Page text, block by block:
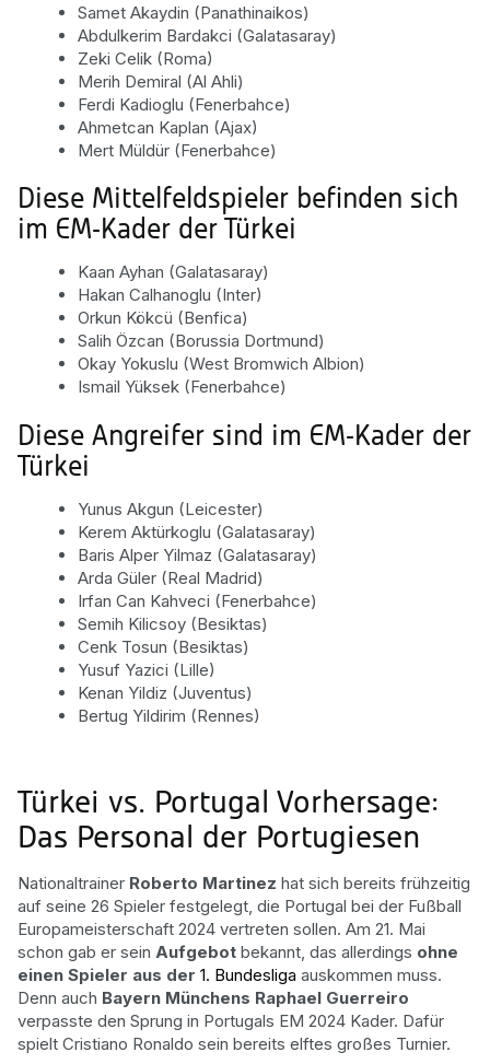
Samet Akaydin (Panathinaikos)
Abdulkerim Bardakci (Galatasaray)
Zeki Celik (Roma)
Merih Demiral (Al Ahli)
Ferdi Kadioglu (Fenerbahce)
Ahmetcan Kaplan (Ajax)
Mert Müldür (Fenerbahce)
Diese Mittelfeldspieler befinden sich
im EM-Kader der Türkei
Kaan Ayhan (Galatasaray)
Hakan Calhanoglu (Inter)
Orkun Kökcü (Benfica)
Salih Özcan (Borussia Dortmund)
Okay Yokuslu (West Bromwich Albion)
Ismail Yüksek (Fenerbahce)
Diese Angreifer sind im EM-Kader der
Türkei
Yunus Akgun (Leicester)
Kerem Aktürkoglu (Galatasaray)
Baris Alper Yilmaz (Galatasaray)
Arda Güler (Real Madrid)
Irfan Can Kahveci (Fenerbahce)
Semih Kilicsoy (Besiktas)
Cenk Tosun (Besiktas)
Yusuf Yazici (Lille)
Kenan Yildiz (Juventus)
Bertug Yildirim (Rennes)
Türkei vs. Portugal Vorhersage:
Das Personal der Portugiesen
Nationaltrainer Roberto Martinez hat sich bereits frühzeitig
auf seine 26 Spieler festgelegt, die Portugal bei der Fußball
Europameisterschaft 2024 vertreten sollen. Am 21. Mai
schon gab er sein Aufgebot bekannt, das allerdings ohne
einen Spieler aus der 1. Bundesliga auskommen muss.
Denn auch Bayern Münchens Raphael Guerreiro
verpasste den Sprung in Portugals EM 2024 Kader. Dafür
spielt Cristiano Ronaldo sein bereits elftes großes Turnier.